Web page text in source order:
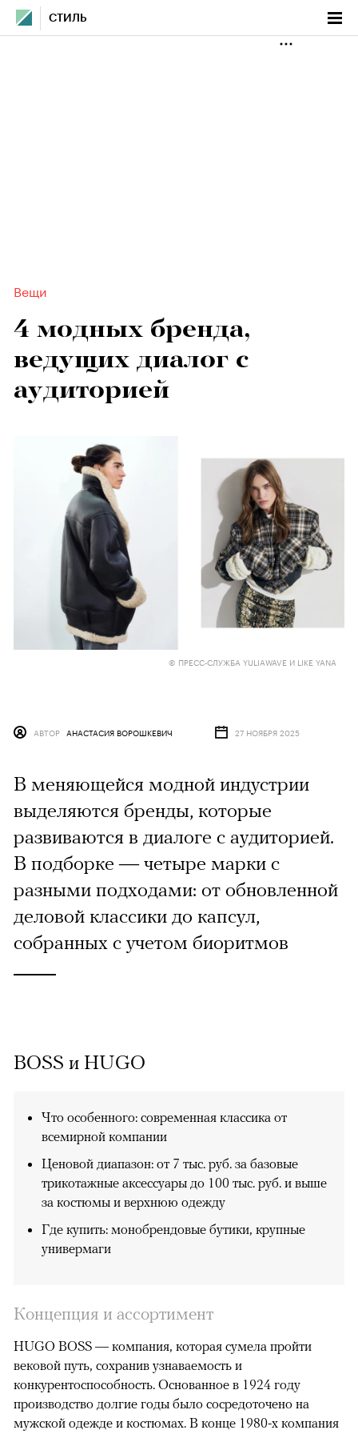
СТИЛЬ
Вещи
4 модных бренда,
ведущих диалог с
аудиторией
© ПРЕСС-СЛУЖБА YULIAWAVE И LIKE YANA
АВТОР АНАСТАСИЯ ВОРОШКЕВИЧ 27 НОЯБРЯ 2025
В меняющейся модной индустрии
выделяются бренды, которые
развиваются в диалоге с аудиторией.
В подборке — четыре марки с
разными подходами: от обновленной
деловой классики до капсул,
собранных с учетом биоритмов
BOSS и HUGO
Что особенного: современная классика от
всемирной компании
Ценовой диапазон: от 7 тыс. руб. за базовые
трикотажные аксессуары до 100 тыс. руб. и выше
за костюмы и верхнюю одежду
Где купить: монобрендовые бутики, крупные
универмаги
Концепция и ассортимент
HUGO BOSS — компания, которая сумела пройти
вековой путь, сохранив узнаваемость и
конкурентоспособность. Основанное в 1924 году
производство долгие годы было сосредоточено на
мужской одежде и костюмах. В конце 1980-х компания